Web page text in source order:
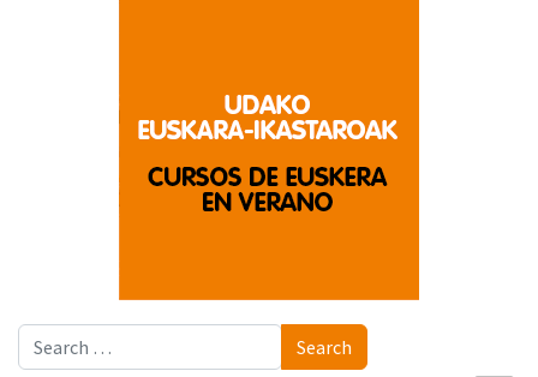
Search Search